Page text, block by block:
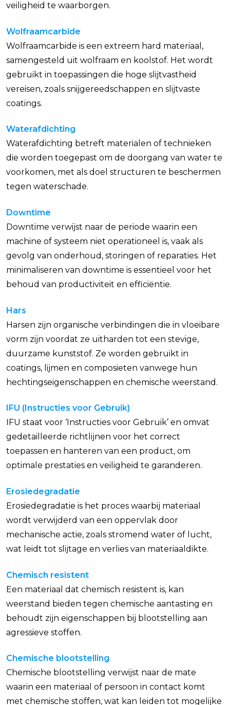
veiligheid te waarborgen.
Wolfraamcarbide
Wolfraamcarbide is een extreem hard materiaal,
samengesteld uit wolfraam en koolstof. Het wordt
gebruikt in toepassingen die hoge slijtvastheid
vereisen, zoals snijgereedschappen en slijtvaste
coatings.
Waterafdichting
Waterafdichting betreft materialen of technieken
die worden toegepast om de doorgang van water te
voorkomen, met als doel structuren te beschermen
tegen waterschade.
Downtime
Downtime verwijst naar de periode waarin een
machine of systeem niet operationeel is, vaak als
gevolg van onderhoud, storingen of reparaties. Het
minimaliseren van downtime is essentieel voor het
behoud van productiviteit en efficiëntie.
Hars
Harsen zijn organische verbindingen die in vloeibare
vorm zijn voordat ze uitharden tot een stevige,
duurzame kunststof. Ze worden gebruikt in
coatings, lijmen en composieten vanwege hun
hechtingseigenschappen en chemische weerstand.
IFU (Instructies voor Gebruik)
IFU staat voor ‘Instructies voor Gebruik’ en omvat
gedetailleerde richtlijnen voor het correct
toepassen en hanteren van een product, om
optimale prestaties en veiligheid te garanderen.
Erosiedegradatie
Erosiedegradatie is het proces waarbij materiaal
wordt verwijderd van een oppervlak door
mechanische actie, zoals stromend water of lucht,
wat leidt tot slijtage en verlies van materiaaldikte.
Chemisch resistent
Een materiaal dat chemisch resistent is, kan
weerstand bieden tegen chemische aantasting en
behoudt zijn eigenschappen bij blootstelling aan
agressieve stoffen.
Chemische blootstelling
Chemische blootstelling verwijst naar de mate
waarin een materiaal of persoon in contact komt
met chemische stoffen, wat kan leiden tot mogelijke